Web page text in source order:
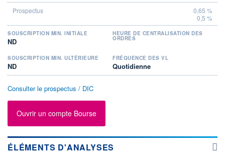
0,65 %
0,5 %
SOUSCRIPTION MIN. INITIALE
ND
HEURE DE CENTRALISATION DES
ORDRES
SOUSCRIPTION MIN. ULTÉRIEURE
ND
FRÉQUENCE DES VL
Quotidienne
Consulter le prospectus / DIC
Ouvrir un compte Bourse
ÉLÉMENTS D'ANALYSES